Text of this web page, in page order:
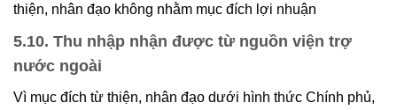
thiện, nhân đạo không nhằm mục đích lợi nhuận
5.10. Thu nhập nhận được từ nguồn viện trợ
nước ngoài
Vì mục đích từ thiện, nhân đạo dưới hình thức Chính phủ,